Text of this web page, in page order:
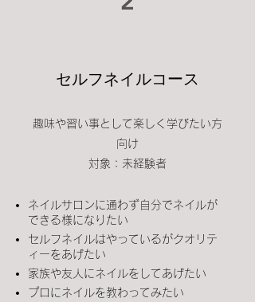
セルフネイルコース
趣味や​習い事として楽しく学びたい方
向け
​対象：未経験者
ネイルサロンに通わず自分でネイルが
できる様になりたい
セルフネイルはやっているがクオリテ
ィーをあげたい
家族や友人にネイルをしてあげたい
プロにネイルを教わってみたい